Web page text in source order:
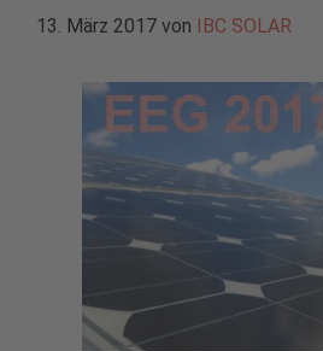
13. März 2017 von IBC SOLAR